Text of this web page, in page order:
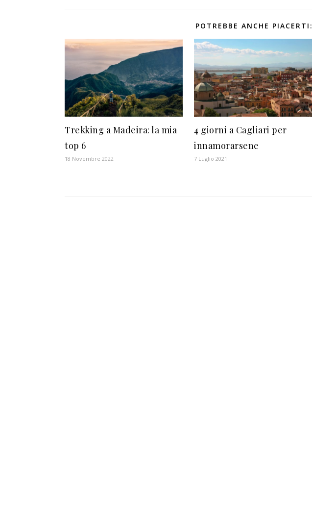
POTREBBE ANCHE PIACERTI:
Trekking a Madeira: la mia
top 6
18 Novembre 2022
4 giorni a Cagliari per
innamorarsene
7 Luglio 2021